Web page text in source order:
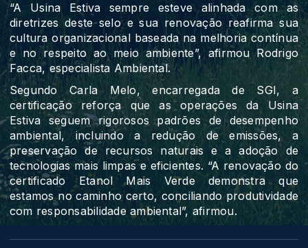
“A Usina Estiva sempre esteve alinhada com as
diretrizes deste selo e sua renovação reafirma sua
cultura organizacional baseada na melhoria contínua
e no respeito ao meio ambiente”, afirmou Rodrigo
Facca, especialista Ambiental.
Segundo Carla Melo, encarregada de SGI, a
certificação reforça que as operações da Usina
Estiva seguem rigorosos padrões de desempenho
ambiental, incluindo a redução de emissões, a
preservação de recursos naturais e a adoção de
tecnologias mais limpas e eficientes. “A renovação do
certificado Etanol Mais Verde demonstra que
estamos no caminho certo, conciliando produtividade
com responsabilidade ambiental”, afirmou.